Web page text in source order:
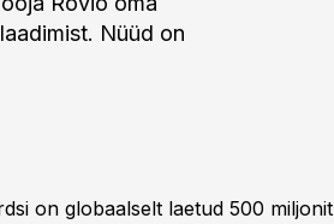
Nüüd on
on globaalselt laetud 500 miljonit